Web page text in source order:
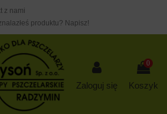
z nami
produktu? Napisz!
Zaloguj się
0
Koszyk